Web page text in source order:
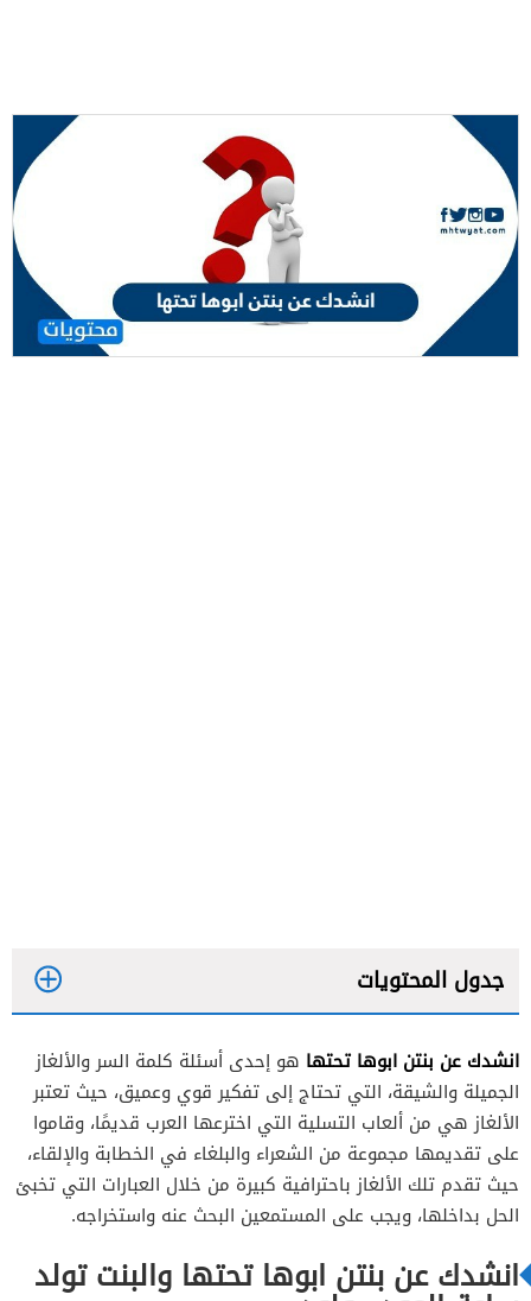
جدول المحتويات
انشدك عن بنتن ابوها تحتها هو إحدى أسئلة كلمة السر والألغاز
الجميلة والشيقة، التي تحتاج إلى تفكير قوي وعميق، حيث تعتبر
الألغاز هي من ألعاب التسلية التي اخترعها العرب قديمًا، وقاموا
على تقديمها مجموعة من الشعراء والبلغاء في الخطابة والإلقاء،
حيث تقدم تلك الألغاز باحترافية كبيرة من خلال العبارات التي تخبئ
الحل بداخلها، ويجب على المستمعين البحث عنه واستخراجه.
انشدك عن بنتن ابوها تحتها والبنت تولد